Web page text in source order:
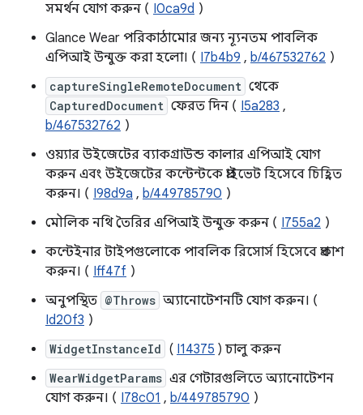
সমর্থন যোগ করুন ( I0ca9d )
Glance Wear পরিকাঠামোর জন্য ন্যূনতম পাবলিক
এপিআই উন্মুক্ত করা হলো। ( I7b4b9 , b/467532762 )
captureSingleRemoteDocument থেকে
CapturedDocument ফেরত দিন ( I5a283 ,
b/467532762 )
ওয়্যার উইজেটের ব্যাকগ্রাউন্ড কালার এপিআই যোগ
করুন এবং উইজেটের কন্টেন্টকে প্রাইভেট হিসেবে চিহ্নিত
করুন। ( I98d9a , b/449785790 )
মৌলিক নথি তৈরির এপিআই উন্মুক্ত করুন ( I755a2 )
কন্টেইনার টাইপগুলোকে পাবলিক রিসোর্স হিসেবে প্রকাশ
করুন। ( Iff47f )
অনুপস্থিত @Throws অ্যানোটেশনটি যোগ করুন। (
Id20f3 )
WidgetInstanceId ( I14375 ) চালু করুন
WearWidgetParams এর গেটারগুলিতে অ্যানোটেশন
যোগ করুন। ( I78c01 , b/449785790 )